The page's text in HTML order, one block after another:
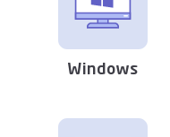
Windows